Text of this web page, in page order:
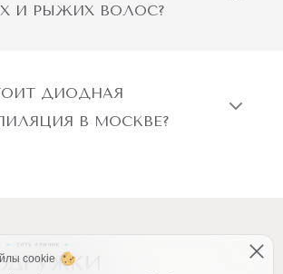
И РЫЖИХ ВОЛОС?
ДИОДНАЯ
В МОСКВЕ?
cookie